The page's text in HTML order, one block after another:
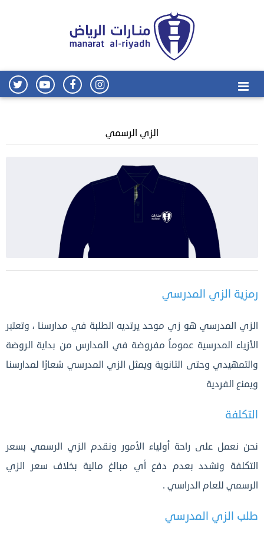
الزي الرسمي
رمزية الزي المدرسي
الزي المدرسي هو زي موحد يرتديه الطلبة في مدارسنا ، وتعتبر
الأزياء المدرسية عموماً مفروضة في المدارس من بداية الروضة
والتمهيدي وحتى الثانوية ويمثل الزي المدرسي شعارًا لمدارسنا
ويمنع الفردية
التكلفة
نحن نعمل على راحة أولياء الأمور ونقدم الزي الرسمي بسعر
التكلفة ونشدد بعدم دفع أي مبالغ مالية بخلاف سعر الزي
الرسمي للعام الدراسي .
طلب الزي المدرسي